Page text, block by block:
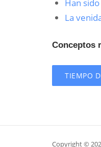
Han
La
Conceptos
TIEMPO
Copyright ©